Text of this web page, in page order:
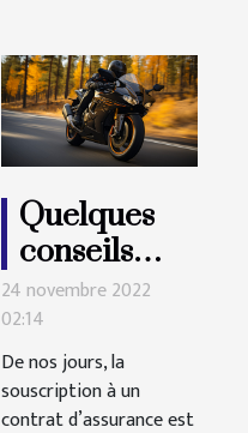
Quelques
conseils
pour
changer
d’assurance
moto
24 novembre 2022
02:14
De nos jours, la
souscription à un
contrat d’assurance est